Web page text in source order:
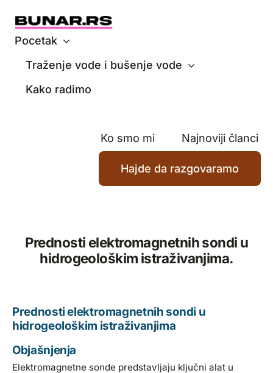
content
Pocetak
Traženje vode i bušenje vode
Kako radimo
Ko smo mi Najnoviji članci
Hajde da razgovaramo
Prednosti elektromagnetnih sondi u
hidrogeološkim istraživanjima.
Prednosti elektromagnetnih sondi u
hidrogeološkim istraživanjima
Objašnjenja
Elektromagnetne sonde predstavljaju ključni alat u